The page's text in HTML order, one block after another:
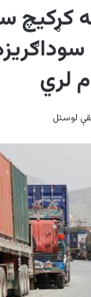
کړکیچ
لري
لوستل